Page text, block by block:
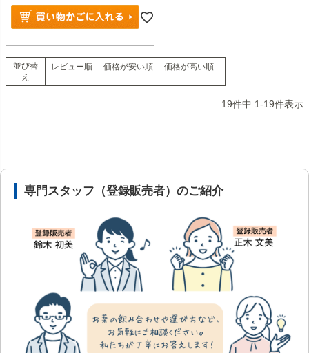
並び替
え
レビュー順 価格が安い順 価格が高い順
19件中 1-19件表示
専門スタッフ（登録販売者）のご紹介